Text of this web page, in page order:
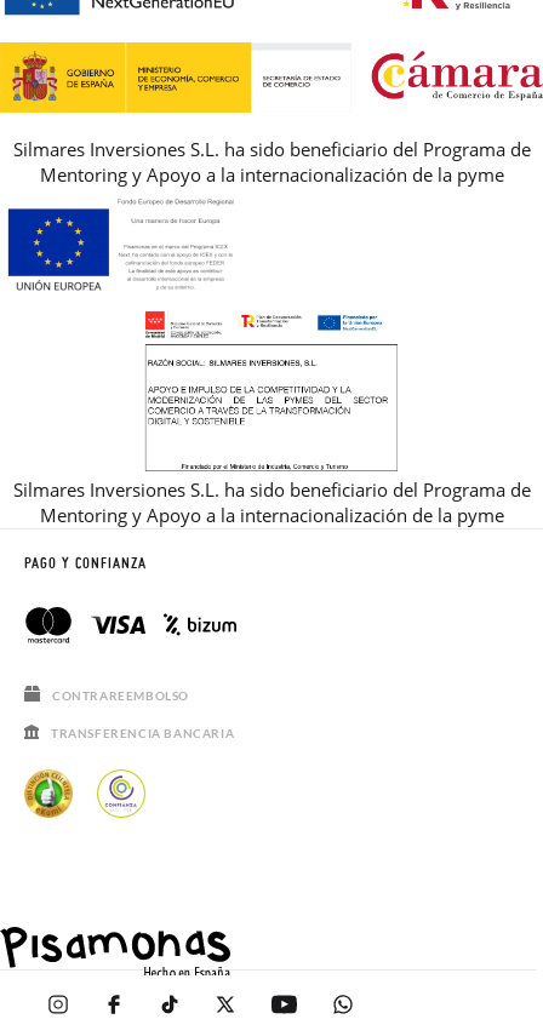
REBAJAS
Silmares Inversiones S.L. ha sido beneficiario del Programa de
Mentoring y Apoyo a la internacionalización de la pyme
Silmares Inversiones S.L. ha sido beneficiario del Programa de
Mentoring y Apoyo a la internacionalización de la pyme
PAGO Y CONFIANZA
CONTRAREEMBOLSO
TRANSFERENCIA BANCARIA